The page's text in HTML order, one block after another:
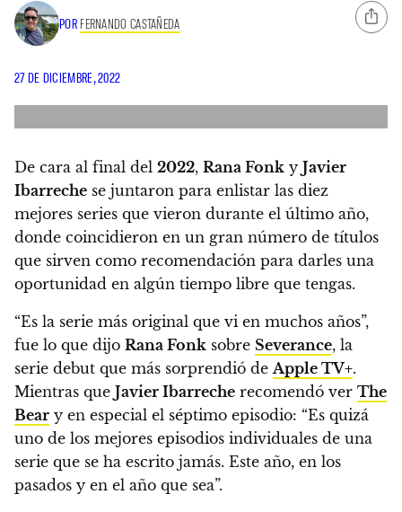
POR FERNANDO CASTAÑEDA
27 DE DICIEMBRE, 2022
De cara al final del 2022, Rana Fonk y Javier
Ibarreche se juntaron para enlistar las diez
mejores series que vieron durante el último año,
donde coincidieron en un gran número de títulos
que sirven como recomendación para darles una
oportunidad en algún tiempo libre que tengas.
“Es la serie más original que vi en muchos años”,
fue lo que dijo Rana Fonk sobre Severance, la
serie debut que más sorprendió de Apple TV+.
Mientras que Javier Ibarreche recomendó ver The
Bear y en especial el séptimo episodio: “Es quizá
uno de los mejores episodios individuales de una
serie que se ha escrito jamás. Este año, en los
pasados y en el año que sea”.